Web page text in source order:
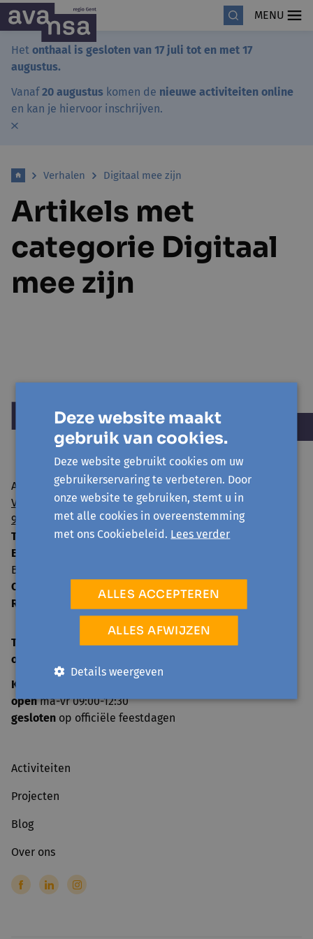
MENU
Het onthaal is gesloten van 17 juli tot en met 17
augustus.
Vanaf20 augustus komen de nieuwe activiteiten online
en kan je hiervoor inschrijven.
Verhalen Digitaal mee zijn
Artikels met
categorie Digitaal
mee zijn
Avansa regio Gent vzw
Visserij 106/1
9000 Gent
T:
09 224 22 65
E:
BE15 8939 4415 5730
Ondernemingsnummer:0859.604.397
RPR:
TELEFONISCH ONTHAAL
open
KANTOOR
openma-vr 09:00-12:30
gesloten op officiële feestdagen
Activiteiten
Projecten
Blog
Over ons
Deze website maakt
gebruik van cookies.
Deze website gebruikt cookies om uw
gebruikerservaring te verbeteren. Door
onze website te gebruiken, stemt u in
met alle cookies in overeenstemming
met ons Cookiebeleid. Lees verder
ALLES ACCEPTEREN
ALLES AFWIJZEN
Details weergeven